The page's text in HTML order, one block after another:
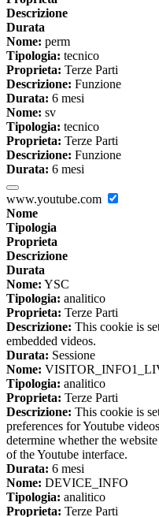
Descrizione
Durata
Nome: perm
Tipologia: tecnico
Proprieta: Terze Parti
Descrizione: Funzione
Durata: 6 mesi
Nome: sv
Tipologia: tecnico
Proprieta: Terze Parti
Descrizione: Funzione
Durata: 6 mesi
www.youtube.com
Nome
Tipologia
Proprieta
Descrizione
Durata
Nome: YSC
Tipologia: analitico
Proprieta: Terze Parti
Descrizione: This cookie is
embedded videos.
Durata: Sessione
Nome:
Tipologia: analitico
Proprieta: Terze Parti
Descrizione: This cookie is
preferences for Youtube
determine whether the
of the Youtube interface.
Durata: 6 mesi
Nome: DEVICE_INFO
Tipologia: analitico
Proprieta: Terze Parti